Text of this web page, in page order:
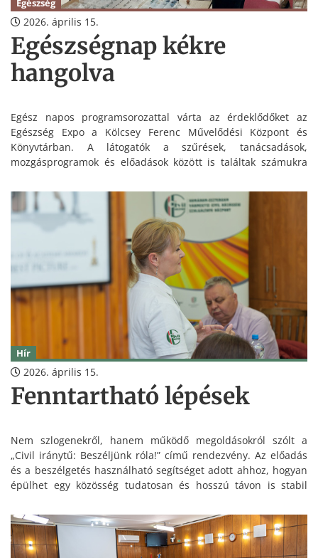
Egészség
2026. április 15.
Egészségnap kékre
hangolva
Egész napos programsorozattal várta az érdeklődőket az
Egészség Expo a Kölcsey Ferenc Művelődési Központ és
Könyvtárban. A látogatók a szűrések, tanácsadások,
mozgásprogramok és előadások között is találtak számukra
Hír
2026. április 15.
Fenntartható lépések
Nem szlogenekről, hanem működő megoldásokról szólt a
„Civil iránytű: Beszéljünk róla!” című rendezvény. Az előadás
és a beszélgetés használható segítséget adott ahhoz, hogyan
épülhet egy közösség tudatosan és hosszú távon is stabil